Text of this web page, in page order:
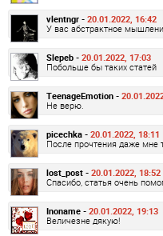
vlentngr - 20.01.2022, 16:42
У вас абстрактное
Slepeb - 20.01.2022, 17:03
Побольше бы таких статей
TeenageEmotion -
Не верю.
picechka - 20.01.2022, 18:11
После прочтения даже мне
lost_post - 20.01.2022, 18:52
Спасибо, статья очень
Inoname - 20.01.2022, 19:13
Величезне дякую!